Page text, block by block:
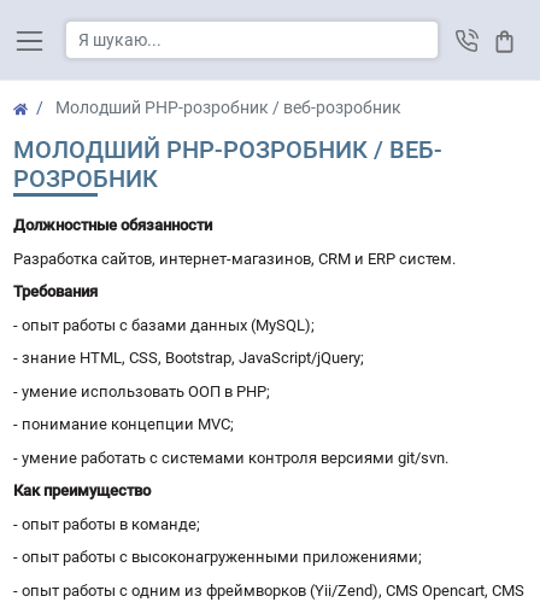
Молодший PHP-розробник / веб-розробник
МОЛОДШИЙ PHP-РОЗРОБНИК / ВЕБ-
РОЗРОБНИК
Должностные обязанности
Разработка сайтов, интернет-магазинов, CRMи ERPсистем.
Требования
- опыт работы с базами данных (MySQL );
- знание HTML, CSS, Bootstrap, JavaScript/jQuery;
- умение использовать ООП в PHP;
- понимание концепции MVC;
- умение работать с системами контроля версиями git/svn.
Как преимущество
- опыт работы в команде;
- опыт работы с высоконагруженными приложениями;
- опыт работы с одним из фреймворков (Yii/Zend), CMS Opencart, CMS